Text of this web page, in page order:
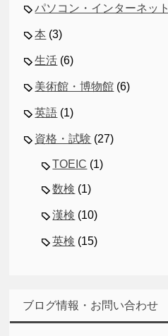
パソコン・インターネット
本 (3)
生活 (6)
美術館・博物館 (6)
英語 (1)
資格・試験 (27)
TOEIC (1)
数検 (1)
漢検 (10)
英検 (15)
ブログ情報・お問い合わせ